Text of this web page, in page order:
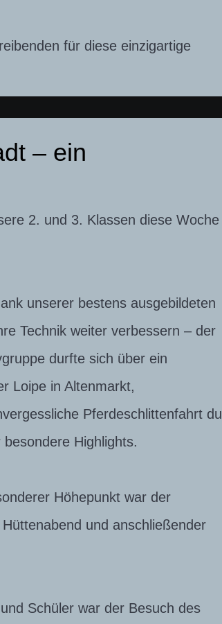
für diese einzigartige
– ein
2. und 3. Klassen diese Woche
unserer bestens ausgebildeten
Technik weiter verbessern – der
durfte sich über ein
Loipe in Altenmarkt,
Pferdeschlittenfahrt
Highlights.
Höhepunkt war der
und anschließender
Schüler war der Besuch des